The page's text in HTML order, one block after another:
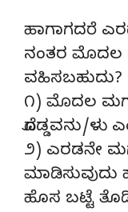
ಹಾಗಾಗದರೆ
ನಂತರ ಮೊದಲ
ವಹಿಸಬಹುದು?
೧) ಮೊದಲ
ದೊಡ್ಡವನು/ಳು
೨) ಎರಡನೇ
ಮಾಡಿಸುವುದು
ಹೊಸ ಬಟ್ಟೆ